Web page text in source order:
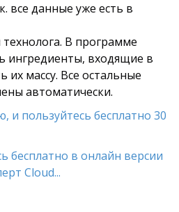
все данные уже есть в
В программе
ингредиенты, входящие в
их массу. Все остальные
автоматически.
и пользуйтесь бесплатно 30
бесплатно в онлайн версии
Cloud...